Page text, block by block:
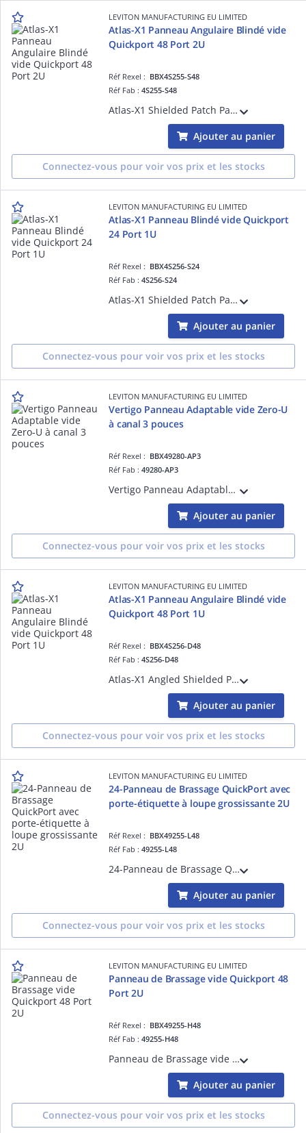
LEVITON MANUFACTURING EU LIMITED
Atlas-X1 Panneau Angulaire Blindé vide
Quickport 48 Port 2U
Réf Rexel : BBX4S255-S48
Réf Fab :4S255-S48
Atlas-X1 Shielded Patch Panel Quickport 48 Port 2U
Ajouter au panier
Connectez-vous pour voir vos prix et les stocks
LEVITON MANUFACTURING EU LIMITED
Atlas-X1 Panneau Blindé vide Quickport
24 Port 1U
Réf Rexel : BBX4S256-S24
Réf Fab :4S256-S24
Atlas-X1 Shielded Patch Panel Quickport 24 Port 1U
Ajouter au panier
Connectez-vous pour voir vos prix et les stocks
LEVITON MANUFACTURING EU LIMITED
Vertigo Panneau Adaptable vide Zero-U
à canal 3 pouces
Réf Rexel : BBX49280-AP3
Réf Fab :49280-AP3
Vertigo Panneau Adaptable vide Zero-U à cannal 3 pouces
Ajouter au panier
Connectez-vous pour voir vos prix et les stocks
LEVITON MANUFACTURING EU LIMITED
Atlas-X1 Panneau Angulaire Blindé vide
Quickport 48 Port 1U
Réf Rexel : BBX4S256-D48
Réf Fab :4S256-D48
Atlas-X1 Angled Shielded Patch Panel Quickport 48 Port 1U
Ajouter au panier
Connectez-vous pour voir vos prix et les stocks
LEVITON MANUFACTURING EU LIMITED
24-Panneau de Brassage QuickPort avec
porte-étiquette à loupe grossissante 2U
Réf Rexel : BBX49255-L48
Réf Fab :49255-L48
24-Panneau de Brassage QuickPort avec porte-étiquette à loupe grossissante 2U
Ajouter au panier
Connectez-vous pour voir vos prix et les stocks
LEVITON MANUFACTURING EU LIMITED
Panneau de Brassage vide Quickport 48
Port 2U
Réf Rexel : BBX49255-H48
Réf Fab :49255-H48
Panneau de Brassage vide Quickport 48 Port 2U
Ajouter au panier
Connectez-vous pour voir vos prix et les stocks